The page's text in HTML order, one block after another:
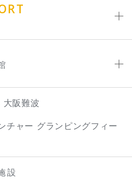
大阪難波
チャー グランピングフィー
設